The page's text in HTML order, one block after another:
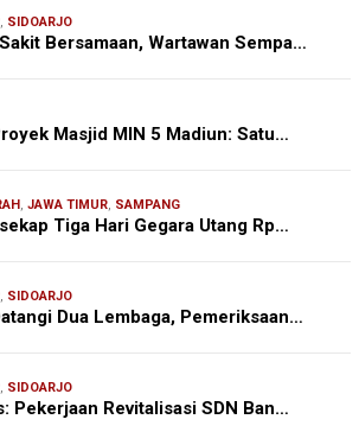
, SIDOARJO
Bersamaan, Wartawan Sempa…
Masjid MIN 5 Madiun: Satu…
, JAWA TIMUR, SAMPANG
Tiga Hari Gegara Utang Rp…
, SIDOARJO
Dua Lembaga, Pemeriksaan…
, SIDOARJO
Pekerjaan Revitalisasi SDN Ban…